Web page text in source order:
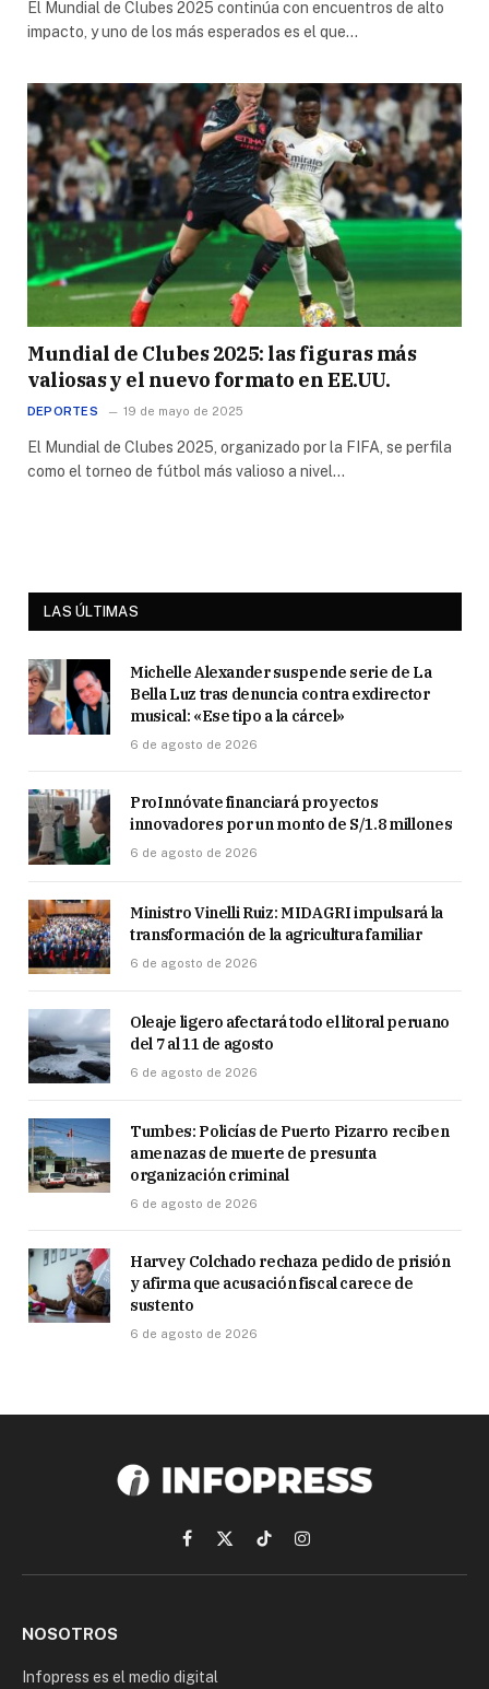
El Mundial de Clubes 2025 continúa con encuentros de alto
impacto, y uno de los más esperados es el que…
Mundial de Clubes 2025: las figuras más
valiosas y el nuevo formato en EE.UU.
DEPORTES 19 de mayo de 2025
El Mundial de Clubes 2025, organizado por la FIFA, se perfila
como el torneo de fútbol más valioso a nivel…
LAS ÚLTIMAS
Michelle Alexander suspende serie de La
Bella Luz tras denuncia contra exdirector
musical: «Ese tipo a la cárcel»
6 de agosto de 2026
ProInnóvate financiará proyectos
innovadores por un monto de S/1.8 millones
6 de agosto de 2026
Ministro Vinelli Ruiz: MIDAGRI impulsará la
transformación de la agricultura familiar
6 de agosto de 2026
Oleaje ligero afectará todo el litoral peruano
del 7 al 11 de agosto
6 de agosto de 2026
Tumbes: Policías de Puerto Pizarro reciben
amenazas de muerte de presunta
organización criminal
6 de agosto de 2026
Harvey Colchado rechaza pedido de prisión
y afirma que acusación fiscal carece de
sustento
6 de agosto de 2026
Facebook
X
(Twitter)
TikTokInstagram
NOSOTROS
Infopress es el medio digital